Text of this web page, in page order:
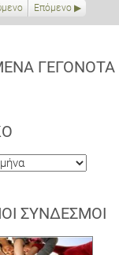
Επόμενο
ΓΕΓΟΝΌΤΑ
ΣΎΝΔΕΣΜΟΙ